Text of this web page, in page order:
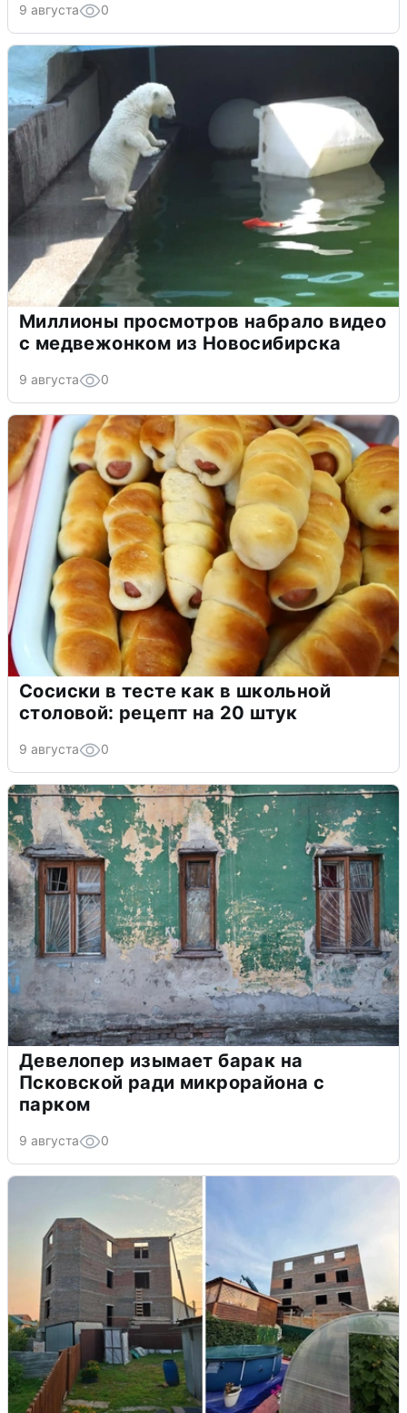
9 августа 0
Миллионы просмотров набрало видео
с медвежонком из Новосибирска
9 августа 0
Сосиски в тесте как в школьной
столовой: рецепт на 20 штук
9 августа 0
Девелопер изымает барак на
Псковской ради микрорайона с
парком
9 августа 0